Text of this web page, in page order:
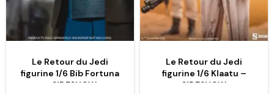
Le Retour du Jedi
figurine 1/6 Bib Fortuna
– SIDESHOW
Le Retour du Jedi
figurine 1/6 Klaatu –
SIDESHOW